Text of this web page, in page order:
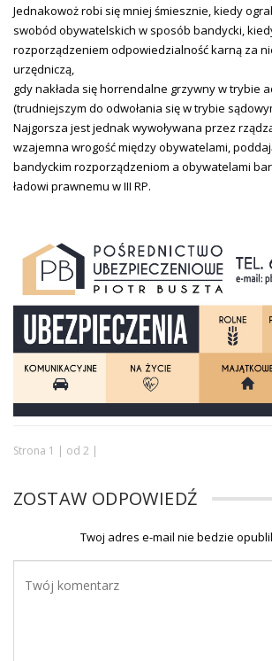
Jednakowoż robi się mniej śmiesznie, kiedy
swobód obywatelskich w sposób bandycki,
rozporządzeniem odpowiedzialność karną za
urzędniczą,
gdy nakłada się horrendalne grzywny w trybie
(trudniejszym do odwołania się w trybie
Najgorsza jest jednak wywoływana przez
wzajemna wrogość między obywatelami,
bandyckim rozporządzeniom a obywatelami
ładowi prawnemu w III RP.
Strona 1 | od 2 |
ZOSTAW ODPOWIEDŹ
Twoj adres e-mail nie bedzie